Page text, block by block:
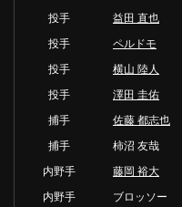
投手
益田 直也
投手
ペルドモ
投手
横山 陸人
投手
澤田 圭佑
捕手
佐藤 都志也
捕手
柿沼 友哉
内野手
藤岡 裕大
内野手
ブロッソー